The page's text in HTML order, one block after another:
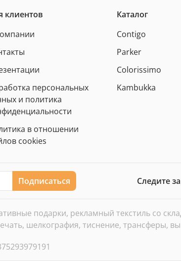
клиентов
персональных
и политика
в отношении
cookies
Каталог
Contigo
Parker
Colorissimo
Kambukka
Подписаться Следите
подарки, рекламный текстиль со
шелкография, тиснение, трансферы,